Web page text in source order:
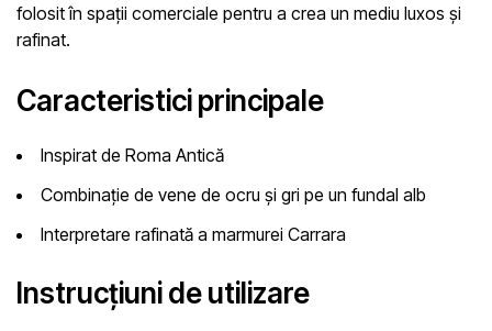
folosit în spații comerciale pentru a crea un mediu luxos și
rafinat.
Caracteristici principale
Inspirat de Roma Antică
Combinație de vene de ocru și gri pe un fundal alb
Interpretare rafinată a marmurei Carrara
Instrucțiuni de utilizare